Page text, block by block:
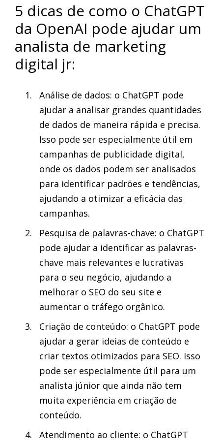
5 dicas de como o ChatGPT
da OpenAI pode ajudar um
analista de marketing
digital jr:
Análise de dados: o ChatGPT pode
ajudar a analisar grandes quantidades
de dados de maneira rápida e precisa.
Isso pode ser especialmente útil em
campanhas de publicidade digital,
onde os dados podem ser analisados
para identificar padrões e tendências,
ajudando a otimizar a eficácia das
campanhas.
Pesquisa de palavras-chave: o ChatGPT
pode ajudar a identificar as palavras-
chave mais relevantes e lucrativas
para o seu negócio, ajudando a
melhorar o SEO do seu site e
aumentar o tráfego orgânico.
Criação de conteúdo: o ChatGPT pode
ajudar a gerar ideias de conteúdo e
criar textos otimizados para SEO. Isso
pode ser especialmente útil para um
analista júnior que ainda não tem
muita experiência em criação de
conteúdo.
Atendimento ao cliente: o ChatGPT